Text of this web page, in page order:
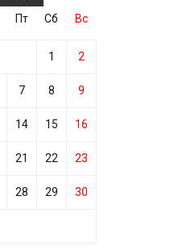
Пт Сб Вс
1 2
7 8 9
14 15 16
21 22 23
28 29 30